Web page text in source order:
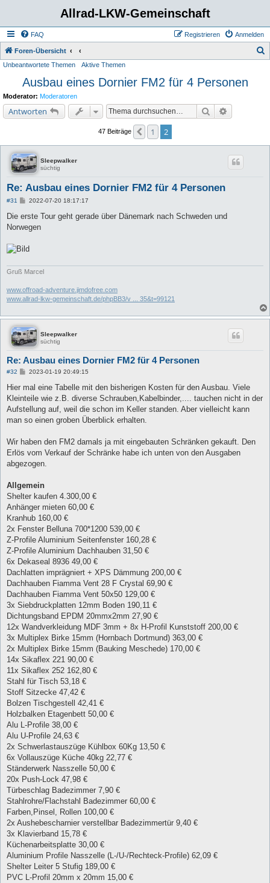
Allrad-LKW-Gemeinschaft
FAQ Anmelden
Registrieren
Foren-Übersicht
Unbeantwortete Themen Aktive Themen
Ausbau eines Dornier FM2 für 4 Personen
Moderator: Moderatoren
Antworten Suche
47 Beiträge Vorherige
1 2
Sleepwalker
süchtig
Re: Ausbau eines Dornier FM2 für 4 Personen
#31
B
i
r
2022-07-20 18:17:17
Die erste Tour geht gerade über Dänemark nach Schweden und
Norwegen
Gruß Marcel
www.offroad-adventure.jimdofree.com
www.allrad-lkw-gemeinschaft.de/phpBB3/v ... 35&t=99121
Sleepwalker
süchtig
Re: Ausbau eines Dornier FM2 für 4 Personen
#32
B
i
r
a
2023-01-19 20:49:15
Hier mal eine Tabelle mit den bisherigen Kosten für den Ausbau. Viele
Kleinteile wie z.B. diverse Schrauben,Kabelbinder,.... tauchen nicht in der
Aufstellung auf, weil die schon im Keller standen. Aber vielleicht kann
man so einen groben Überblick erhalten.
Wir haben den FM2 damals ja mit eingebauten Schränken gekauft. Den
Erlös vom Verkauf der Schränke habe ich unten von den Ausgaben
abgezogen.
Allgemein
Shelter kaufen 4.300,00 €
Anhänger mieten 60,00 €
Kranhub 160,00 €
2x Fenster Belluna 700*1200 539,00 €
Z-Profile Aluminium Seitenfenster 160,28 €
Z-Profile Aluminium Dachhauben 31,50 €
6x Dekaseal 8936 49,00 €
Dachlatten imprägniert + XPS Dämmung 200,00 €
Dachhauben Fiamma Vent 28 F Crystal 69,90 €
Dachhauben Fiamma Vent 50x50 129,00 €
3x Siebdruckplatten 12mm Boden 190,11 €
Dichtungsband EPDM 20mmx2mm 27,90 €
12x Wandverkleidung MDF 3mm + 8x H-Profil Kunststoff 200,00 €
3x Multiplex Birke 15mm (Hornbach Dortmund) 363,00 €
2x Multiplex Birke 15mm (Bauking Meschede) 170,00 €
14x Sikaflex 221 90,00 €
11x Sikaflex 252 162,80 €
Stahl für Tisch 53,18 €
Stoff Sitzecke 47,42 €
Bolzen Tischgestell 42,41 €
Holzbalken Etagenbett 50,00 €
Alu L-Profile 38,00 €
Alu U-Profile 24,63 €
2x Schwerlastauszüge Kühlbox 60Kg 13,50 €
6x Vollauszüge Küche 40kg 22,77 €
Ständerwerk Nasszelle 50,00 €
20x Push-Lock 47,98 €
Türbeschlag Badezimmer 7,90 €
Stahlrohre/Flachstahl Badezimmer 60,00 €
Farben,Pinsel, Rollen 100,00 €
2x Aushebescharnier verstellbar Badezimmertür 9,40 €
3x Klavierband 15,78 €
Küchenarbeitsplatte 30,00 €
Aluminium Profile Nasszelle (L-/U-/Rechteck-Profile) 62,09 €
Shelter Leiter 5 Stufig 189,00 €
PVC L-Profil 20mm x 20mm 15,00 €